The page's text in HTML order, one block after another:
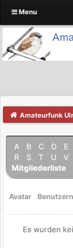
Menu
Amateurfunk
A B C D E
R
S T U V
Mitgliederliste
Avatar
Es wurden